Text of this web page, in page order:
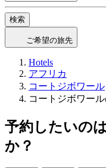
検索
ご希望の旅先
Hotels
アフリカ
コートジボワール
コートジボワー
予約したいの
か？